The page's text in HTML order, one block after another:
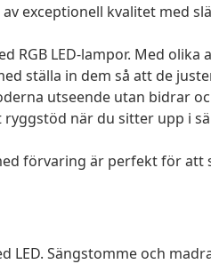
exceptionell kvalitet med
RGB LED-lampor. Med
ställa in dem så att de
utseende utan bidrar
när du sitter upp i
förvaring är perfekt för
LED. Sängstomme och